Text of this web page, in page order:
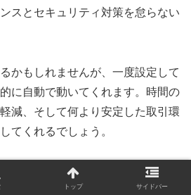
スとセキュリティ対策を怠らない
かもしれませんが、一度設定して
に自動で動いてくれます。時間の
減、そして何より安定した取引環
てくれるでしょう。
からFX取引の効率が格段に上が
した。もはやVPSなしのFX自動
トップ サイドバー